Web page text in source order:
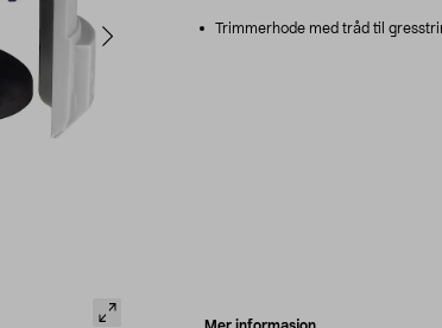
Trimmerhode med tråd til